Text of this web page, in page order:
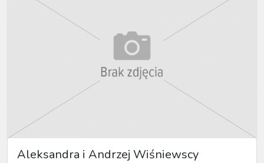
Aleksandra i Andrzej Wiśniewscy